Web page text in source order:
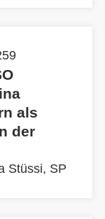
als
der
Stüssi, SP